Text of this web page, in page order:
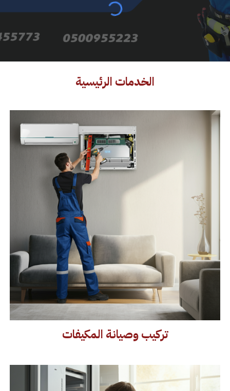
الخدمات الرئيسية
تركيب وصيانة المكيفات